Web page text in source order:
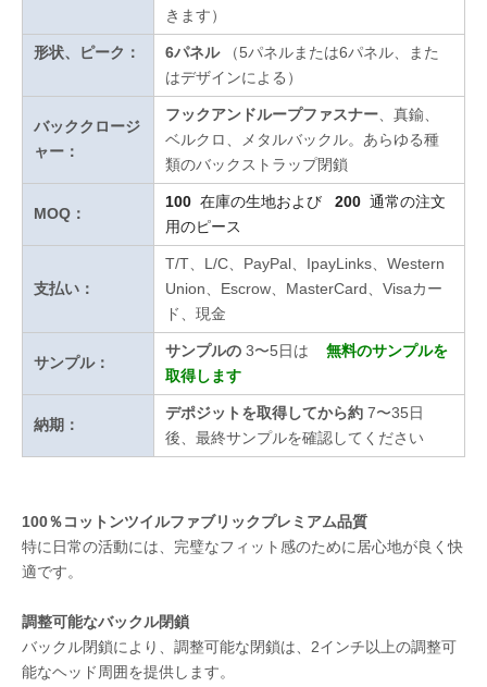
きます）
形状、ピーク： 6パネル
（5パネルまたは6パネル、また
はデザインによる）
バッククロージ
ャー：
フックアンドループファスナー 、真鍮、
ベルクロ、メタルバックル。あらゆる種
類のバックストラップ閉鎖
MOQ：
100 在庫の生地および 200 通常の注文
用のピース
支払い：
T/T、L/C、PayPal、IpayLinks、Western
Union、Escrow、MasterCard、Visaカー
ド、現金
サンプル：
サンプルの 3〜5日は 無料のサンプルを
取得します
納期：
デポジットを取得してから約 7〜35日
後、最終サンプルを確認してください
100％コットンツイルファブリックプレミアム品質
特に日常の活動には、完璧なフィット感のために居心地が良く快
適です。
調整可能なバックル閉鎖
バックル閉鎖により、調整可能な閉鎖は、2インチ以上の調整可
能なヘッド周囲を提供します。